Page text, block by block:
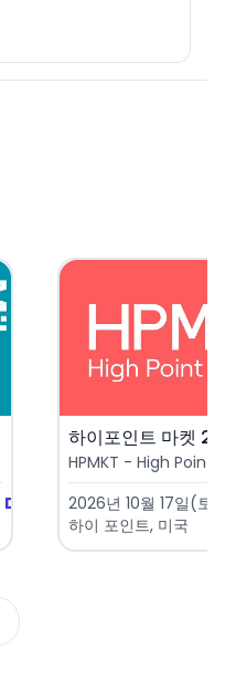
D-442
하이포인트 마켓
HPMKT - High Point
2026년 10월 17일(토
하이 포인트, 미국